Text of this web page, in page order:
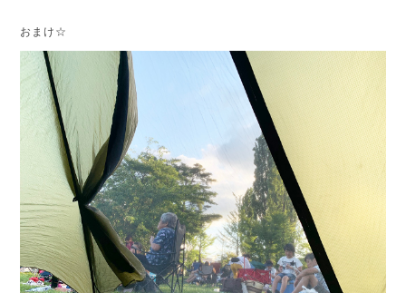
おまけ☆